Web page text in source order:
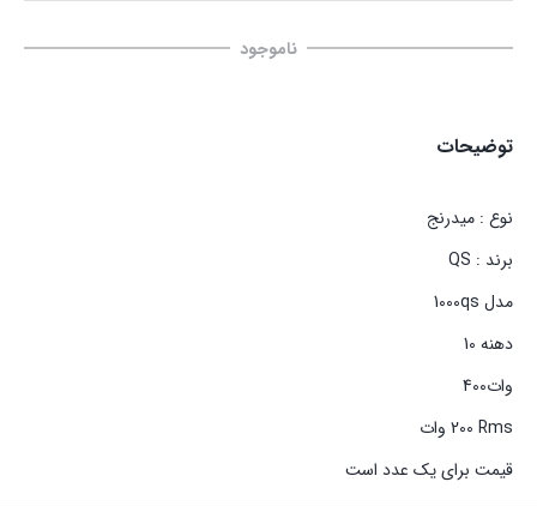
ناموجود
توضیحات
نوع : میدرنج
برند : QS
مدل 1000qs
دهنه 10
وات400
قیمت برای یک عدد است